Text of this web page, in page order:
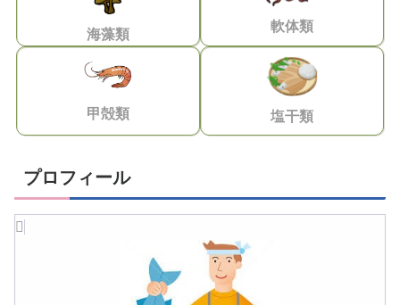
海藻類 軟体類
甲殻類 塩干類
プロフィール